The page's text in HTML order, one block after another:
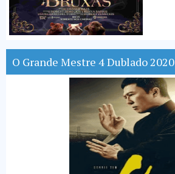
O Grande Mestre 4 Dublado 2020